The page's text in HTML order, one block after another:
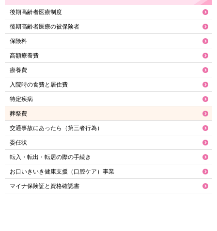
後期高齢者医療制度
後期高齢者医療の被保険者
保険料
高額療養費
療養費
入院時の食費と居住費
特定疾病
葬祭費
交通事故にあったら（第三者行為）
委任状
転入・転出・転居の際の手続き
お口いきいき健康支援（口腔ケア）事業
マイナ保険証と資格確認書